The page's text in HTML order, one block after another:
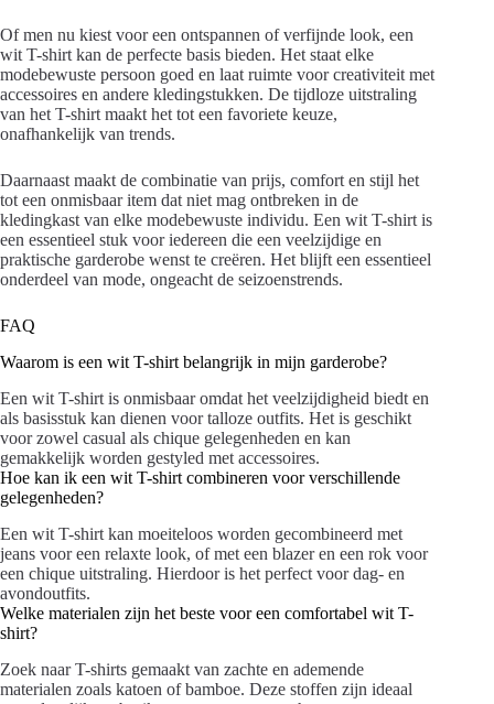
Of men nu kiest voor een ontspannen of verfijnde look, een
wit T-shirt kan de perfecte basis bieden. Het staat elke
modebewuste persoon goed en laat ruimte voor creativiteit met
accessoires en andere kledingstukken. De tijdloze uitstraling
van het T-shirt maakt het tot een favoriete keuze,
onafhankelijk van trends.
Daarnaast maakt de combinatie van prijs, comfort en stijl het
tot een onmisbaar item dat niet mag ontbreken in de
kledingkast van elke modebewuste individu. Een wit T-shirt is
een essentieel stuk voor iedereen die een veelzijdige en
praktische garderobe wenst te creëren. Het blijft een essentieel
onderdeel van mode, ongeacht de seizoenstrends.
FAQ
Waarom is een wit T-shirt belangrijk in mijn garderobe?
Een wit T-shirt is onmisbaar omdat het veelzijdigheid biedt en
als basisstuk kan dienen voor talloze outfits. Het is geschikt
voor zowel casual als chique gelegenheden en kan
gemakkelijk worden gestyled met accessoires.
Hoe kan ik een wit T-shirt combineren voor verschillende
gelegenheden?
Een wit T-shirt kan moeiteloos worden gecombineerd met
jeans voor een relaxte look, of met een blazer en een rok voor
een chique uitstraling. Hierdoor is het perfect voor dag- en
avondoutfits.
Welke materialen zijn het beste voor een comfortabel wit T-
shirt?
Zoek naar T-shirts gemaakt van zachte en ademende
materialen zoals katoen of bamboe. Deze stoffen zijn ideaal